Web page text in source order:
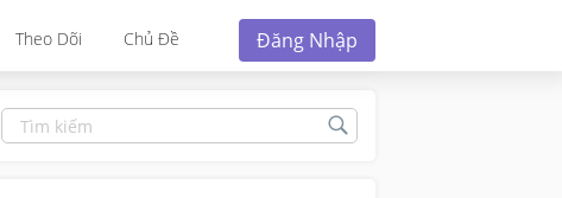
Theo Dõi Chủ Đề Đăng Nhập